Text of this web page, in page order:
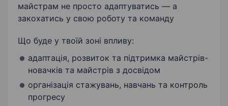
майстрам не просто адаптуватись — а
закохатись у свою роботу та команду
Що буде у твоїй зоні впливу:
адаптація, розвиток та підтримка майстрів-
новачків та майстрів з досвідом
організація стажувань, навчань та контроль
прогресу